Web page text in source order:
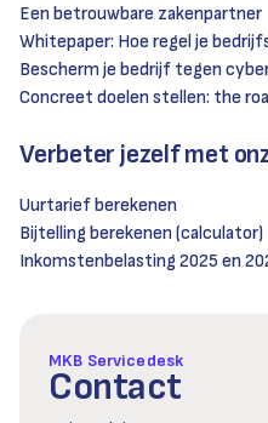
Een betrouwbare zakenpartner
Whitepaper: Hoe regel je
Bescherm je bedrijf tegen
Concreet doelen stellen: the
Verbeter jezelf met
Uurtarief berekenen
Bijtelling berekenen (calculator)
Inkomstenbelasting 2025 en
MKB Servicedesk
Contact